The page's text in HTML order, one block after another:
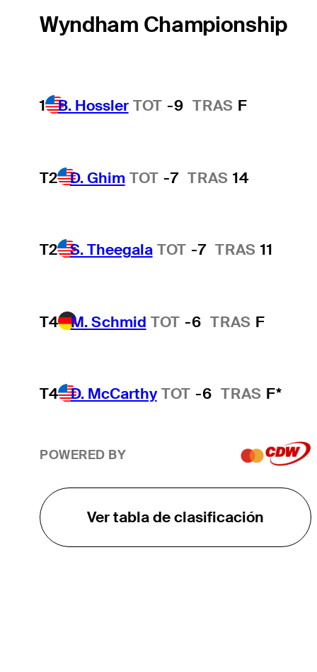
Wyndham Championship
1 B. Hossler TOT -9 TRAS F
T2 D. Ghim TOT -7 TRAS 14
T2 S. Theegala TOT -7 TRAS 11
T4 M. Schmid TOT -6 TRAS F
T4 D. McCarthy TOT -6 TRAS F*
POWERED BY
Ver tabla de clasificación